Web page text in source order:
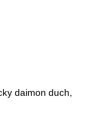
daimon duch,